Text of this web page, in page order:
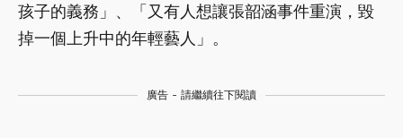
孩子的義務」、「又有人想讓張韶涵事件重演，毀
掉一個上升中的年輕藝人」。
廣告 - 請繼續往下閱讀